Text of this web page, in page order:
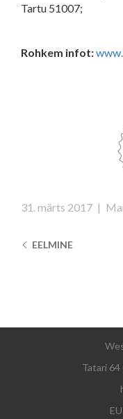
Tartu 51007;
Rohkem infot:
31. märts 2017 |
EELMINE
Tatari 64